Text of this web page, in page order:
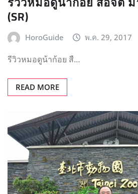
HOROGUIDE รีวิว หมอดูแม่นๆ
รีวิวหมอดู ซินแสชัยฤทธิ์
HoroGuide ก.พ. 16, 2017